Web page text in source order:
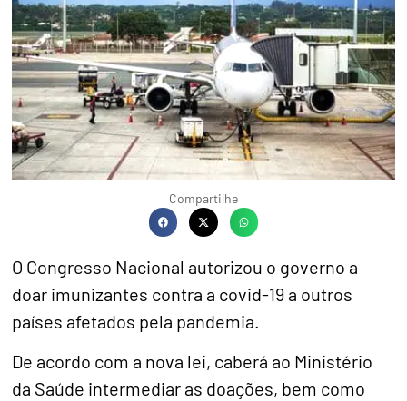
Compartilhe
O Congresso Nacional autorizou o governo a
doar imunizantes contra a covid-19 a outros
países afetados pela pandemia.
De acordo com a nova lei, caberá ao Ministério
da Saúde intermediar as doações, bem como